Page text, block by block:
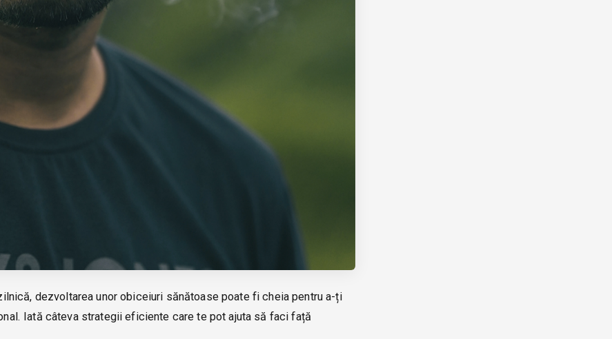
dezvoltarea unor obiceiuri sănătoase poate fi cheia pentru a-ți
Iată câteva strategii eficiente care te pot ajuta să faci față